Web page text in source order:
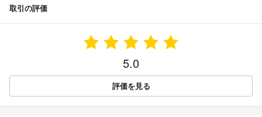
取引の評価
5.0
評価を見る